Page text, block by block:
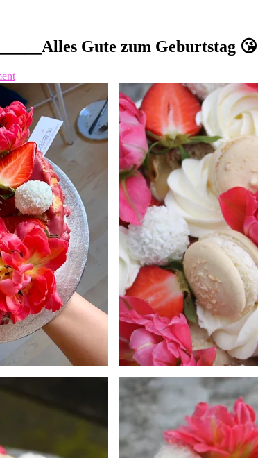
Gute zum Geburtstag 😘